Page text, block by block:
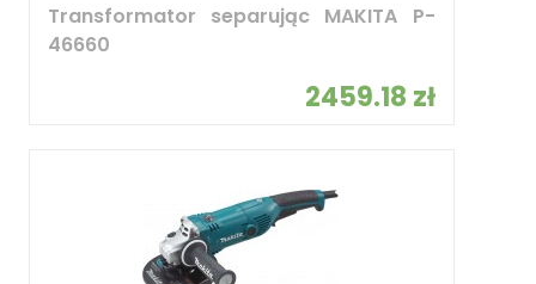
Transformator separując MAKITA P-
46660
2459.18 zł